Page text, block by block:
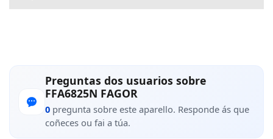
Preguntas dos usuarios sobre
FFA6825N FAGOR
0 pregunta sobre este aparello. Responde ás que
coñeces ou fai a túa.